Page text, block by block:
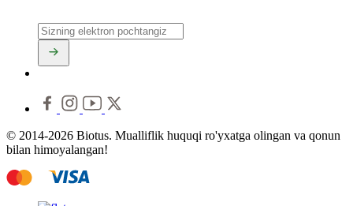
© 2014-2026 Biotus. Mualliflik huquqi ro'yxatga olingan va qonun
bilan himoyalangan!